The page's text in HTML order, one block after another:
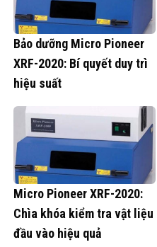
Bảo dưỡng Micro Pioneer
XRF-2020: Bí quyết duy trì
hiệu suất
Micro Pioneer XRF-2020:
Chìa khóa kiểm tra vật liệu
đầu vào hiệu quả